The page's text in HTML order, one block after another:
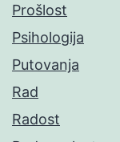
Prošlost
Psihologija
Putovanja
Rad
Radost